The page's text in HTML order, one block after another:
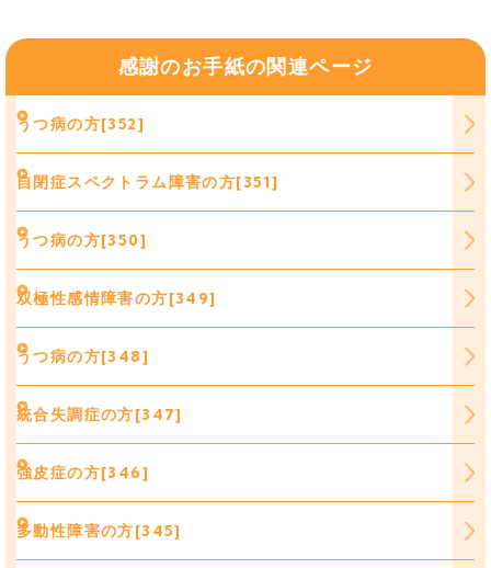
感謝のお手紙の関連ページ
うつ病の方[352]
自閉症スペクトラム障害の方[351]
うつ病の方[350]
双極性感情障害の方[349]
うつ病の方[348]
統合失調症の方[347]
強皮症の方[346]
多動性障害の方[345]